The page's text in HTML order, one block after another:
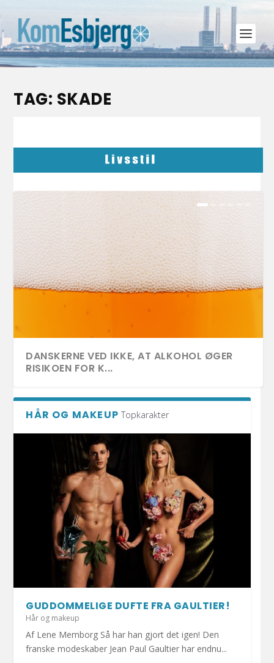
TAG: SKADE
DANSKERNE VED IKKE, AT ALKOHOL ØGER
RISIKOEN FOR K...
HOLD DIT JULEHJERTE SUNDT I DECEMBER!
1.000 KRAMMEBAMSER PÅ VEJ TIL INDLAGTE
BØRN I ESBJ...
MERE END HALVDELEN AF DANSKERNE HAR
KATTEN MED I S...
DET ER SÆSON FOR DÅRLIG MAVE: UNDGÅ
AT BLIVE SYG A...
DIY: TRE FLISEPROJEKTER TIL DIN
SOMMERFERIE!
HÅR OG MAKEUP Topkarakter
GUDDOMMELIGE DUFTE FRA GAULTIER!
Hår og makeup
Af Lene Memborg Så har han gjort det igen! Den
franske modeskaber Jean Paul Gaultier har endnu...